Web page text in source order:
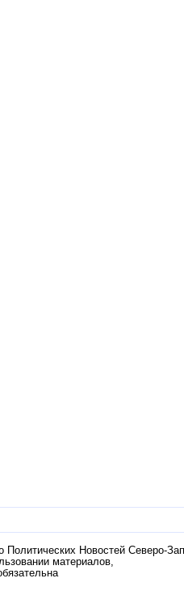
Политических Новостей Северо-
материалов,